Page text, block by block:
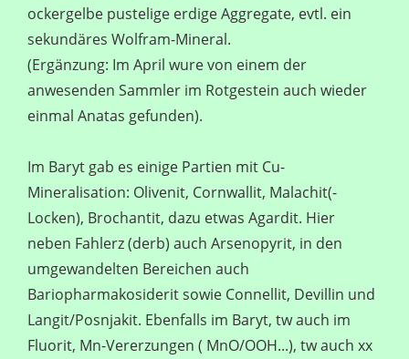
ockergelbe pustelige erdige Aggregate, evtl. ein
sekundäres Wolfram-Mineral.
(Ergänzung: Im April wure von einem der
anwesenden Sammler im Rotgestein auch wieder
einmal Anatas gefunden).
Im Baryt gab es einige Partien mit Cu-
Mineralisation: Olivenit, Cornwallit, Malachit(-
Locken), Brochantit, dazu etwas Agardit. Hier
neben Fahlerz (derb) auch Arsenopyrit, in den
umgewandelten Bereichen auch
Bariopharmakosiderit sowie Connellit, Devillin und
Langit/Posnjakit. Ebenfalls im Baryt, tw auch im
Fluorit, Mn-Vererzungen ( MnO/OOH...), tw auch xx